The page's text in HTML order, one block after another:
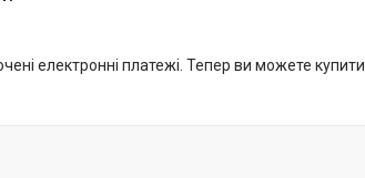
електронні платежі. Тепер ви можете купити